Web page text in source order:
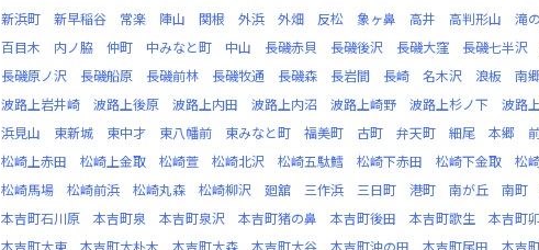
新浜町
新早稲谷 常楽 陣山 関根 外浜 外畑 反松 象ヶ鼻 高井 高判形山 滝
百目木
内ノ脇 仲町 中みなと町 中山 長磯赤貝 長磯後沢 長磯大窪 長磯七半沢
長磯原ノ沢
長磯船原 長磯前林 長磯牧通 長磯森 長岩間 長崎 名木沢 浪板 南郷
波路上岩井崎
波路上後原 波路上内田 波路上内沼 波路上崎野 波路上杉ノ下 波路
浜見山
東新城 東中才 東八幡前 東みなと町 福美町 古町 弁天町 細尾 本郷
松崎上赤田
松崎上金取 松崎萱 松崎北沢 松崎五駄鱈 松崎下赤田 松崎下金取 松
松崎馬場
松崎前浜 松崎丸森 松崎柳沢 廻舘 三作浜 三日町 港町 南が丘 南町
本吉町石川原
本吉町泉 本吉町泉沢 本吉町猪の鼻 本吉町後田 本吉町歌生 本吉町
本吉町大東
本吉町大朴木 本吉町大森 本吉町大谷 本吉町沖の田 本吉町尾田 本吉